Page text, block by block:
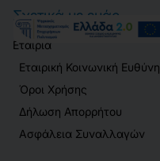
Σχετικά με εμάς
Εταιρία
Εταιρική Κοινωνική Ευθύνη
Όροι Χρήσης
Δήλωση Απορρήτου
Ασφάλεια Συναλλαγών